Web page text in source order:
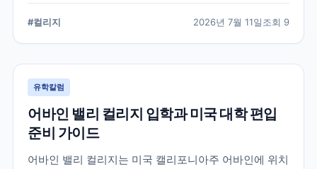
으로 정리했습니다.
#컬리지 2026년 7월 11일조회 9
유학칼럼
어바인 밸리 컬리지 입학과 미국 대학 편입
준비 가이드
어바인 밸리 컬리지는 미국 캘리포니아주 어바인에 위치